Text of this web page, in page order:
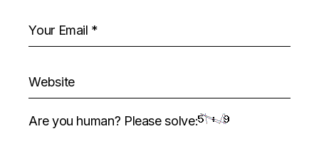
Are you human? Please solve: